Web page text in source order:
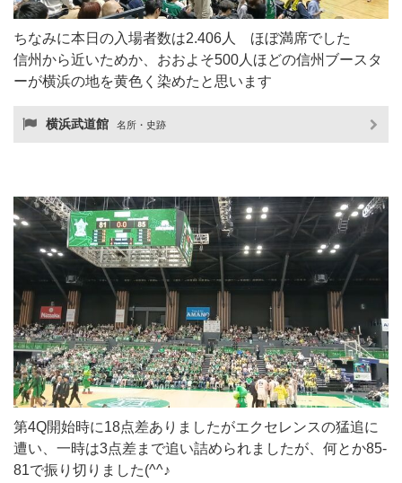
ちなみに本日の入場者数は2.406人 ほぼ満席でした
信州から近いためか、おおよそ500人ほどの信州ブースタ
ーが横浜の地を黄色く染めたと思います
横浜武道館 名所・史跡
第4Q開始時に18点差ありましたがエクセレンスの猛追に
遭い、一時は3点差まで追い詰められましたが、何とか85-
81で振り切りました(^^♪